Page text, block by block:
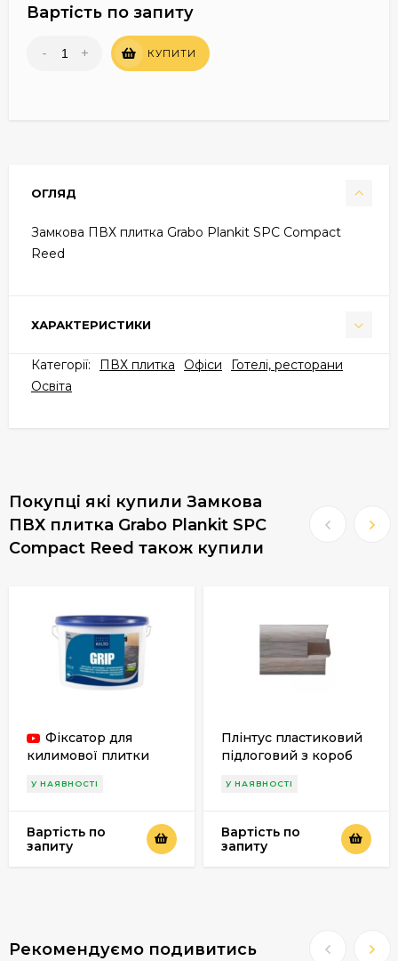
Вартість по запиту
- + КУПИТИ
ОГЛЯД
Замкова ПВХ плитка Grabo Plankit SPC Compact
Reed
ХАРАКТЕРИСТИКИ
Категорії: ПВХ плитка Офіси
Готелі, ресторани
Освіта
Покупці які купили Замкова
ПВХ плитка Grabo Plankit SPC
Compact Reed також купили
Фіксатор для
килимової плитки
У НАЯВНОСТІ
Вартість по
запиту
Плінтус пластиковий
підлоговий з короб
У НАЯВНОСТІ
Вартість по
запиту
Рекомендуємо подивитись